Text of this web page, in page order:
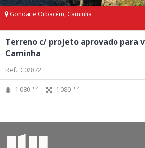
Gondar e Orbacém, Caminha
Terreno c/ projeto aprovado para
Caminha
Ref.: C02872
1 080 m2 1 080 m2